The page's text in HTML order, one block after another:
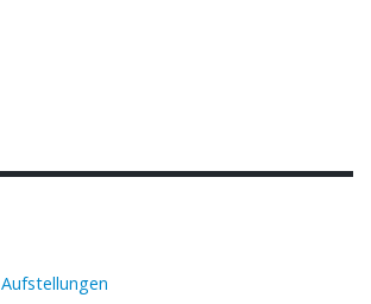
Aufstellungen